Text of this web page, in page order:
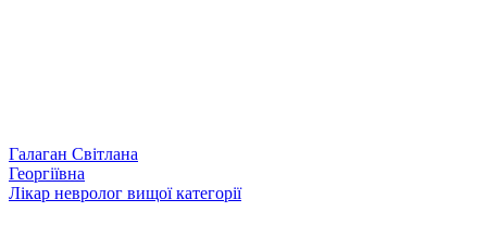
Галаган Світлана
Георгіївна
Лікар невролог вищої категорії